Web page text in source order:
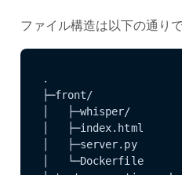
ファイル構造は以下の通りで
.
├─front/